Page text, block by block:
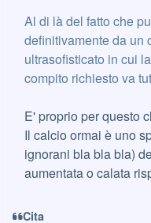
Al di là del fatto che
definitivamente da un
ultrasofisticato in cui
compito richiesto va
E' proprio per questo
Il calcio ormai è uno
ignorani bla bla bla)
aumentata o calata
Cita